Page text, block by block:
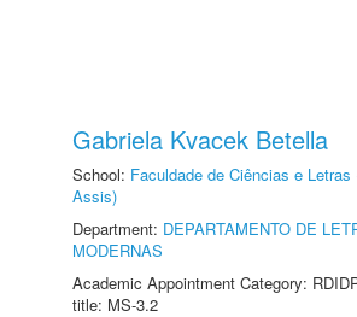
Gabriela Kvacek Betella
School: Faculdade de Ciências e Letras
Assis)
Department: DEPARTAMENTO DE
MODERNAS
Academic Appointment Category:
title: MS-3.2